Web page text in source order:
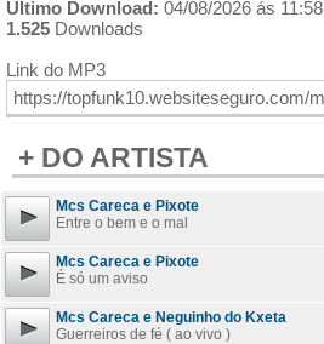
Último Download: 04/08/2026 ás 11:58
1.525 Downloads
Link do MP3
+ DO ARTISTA
Mcs Careca e Pixote
Entre o bem e o mal
Mcs Careca e Pixote
É só um aviso
Mcs Careca e Neguinho do Kxeta
Guerreiros de fé ( ao vivo )